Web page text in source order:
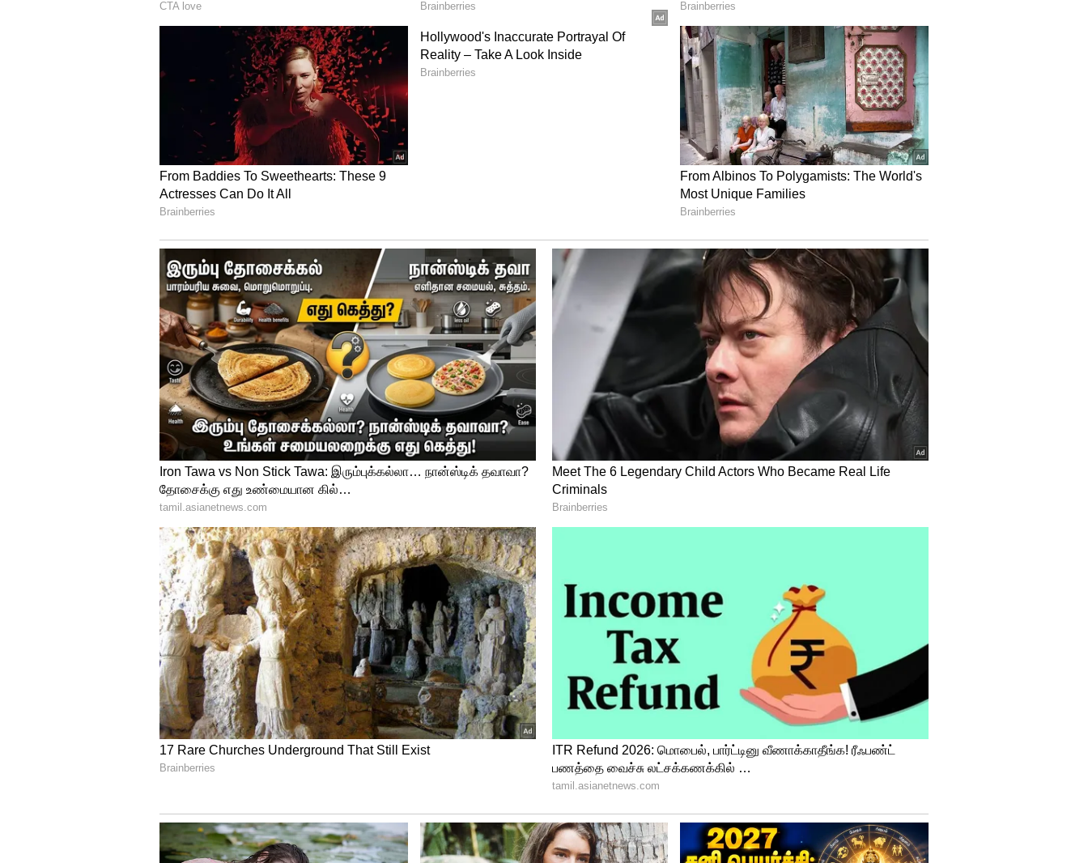
காவல்துறை திமுக எம்.பி. அ.ராசா பேசியதற்கு போராட்டம் நடத்திய 100 பாஜக
தொண்டர்களை கைது செய்திருக்கிறார்கள். ஆனால் தமிழகம் முழுவதும் 19
இடத்தில் பெட்ரோல் குண்டு வீச்சில் ஒருவரை கூட கைது செய்யவில்லை. இது
போன்ற சம்பவங்கள் நடந்தால் பார்த்துக் கொண்டு இருக்கமாட்டோம். திமுக
ஆட்சி ஒரு தலை பட்சமாக செல்கிறது. அமைதியின் முறையில் சென்று
கொண்டிருக்கிறோம். 26ம் தேதி மாபெரும் அறப்போராட்டம் நடைபெறும்’ என்று
திமுகவை கடுமையாக விமர்சித்துள்ளார் அண்ணாமலை.
மேலும் செய்திகளுக்கு..கணவனை கைவிட்டு கள்ளக்காதலனுடன்
உல்லாசமாக இருந்த மனைவி.. அதுக்குன்னு இப்படியா பண்றது ?
அதிர்ச்சி சம்பவம்